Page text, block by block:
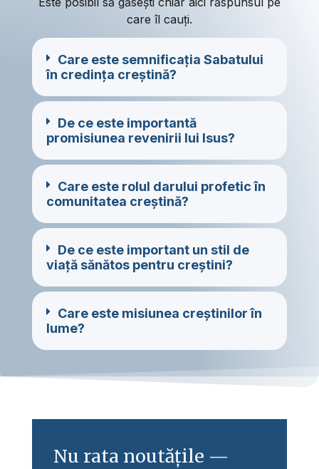
care îl cauți.
Care este semnificația Sabatului
în credința creștină?
De ce este importantă
promisiunea revenirii lui Isus?
Care este rolul darului profetic în
comunitatea creștină?
De ce este important un stil de
viață sănătos pentru creștini?
Care este misiunea creștinilor în
lume?
Nu rata noutățile —